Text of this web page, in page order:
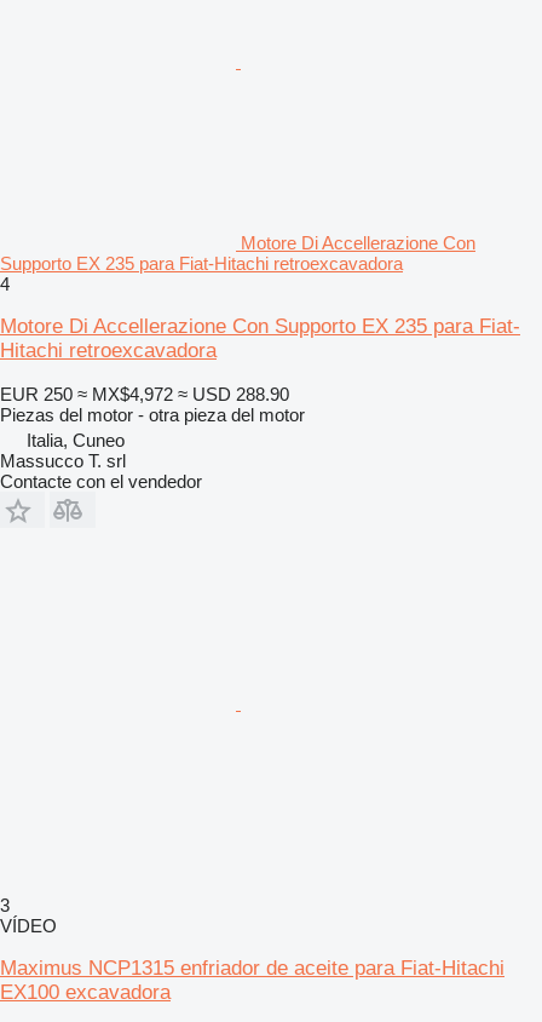
Motore Di Accellerazione Con
Supporto EX 235 para Fiat-Hitachi retroexcavadora
4
Motore Di Accellerazione Con Supporto EX 235 para Fiat-
Hitachi retroexcavadora
EUR 250 ≈ MX$4,972 ≈ USD 288.90
Piezas del motor - otra pieza del motor
Italia, Cuneo
Massucco T. srl
Contacte con el vendedor
3
VÍDEO
Maximus NCP1315 enfriador de aceite para Fiat-Hitachi
EX100 excavadora